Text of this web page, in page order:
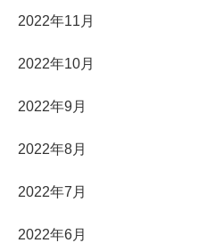
2022年11月
2022年10月
2022年9月
2022年8月
2022年7月
2022年6月